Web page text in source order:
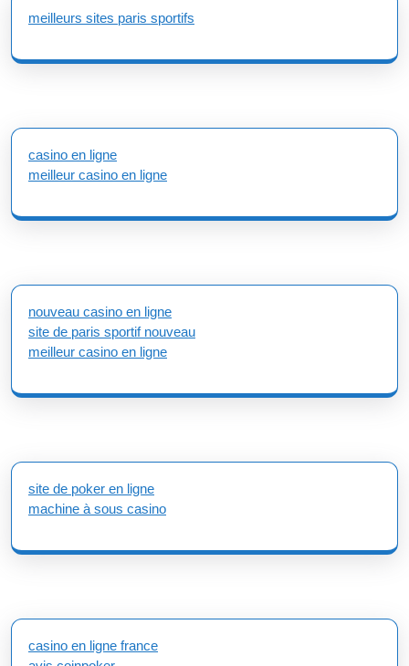
meilleurs sites paris sportifs
casino en ligne
meilleur casino en ligne
nouveau casino en ligne
site de paris sportif nouveau
meilleur casino en ligne
site de poker en ligne
machine à sous casino
casino en ligne france